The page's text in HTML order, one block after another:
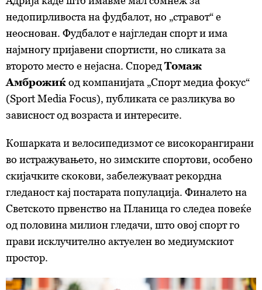
недопирливоста на фудбалот, но „стравот“ е
неоснован. Фудбалот е најгледан спорт и има
најмногу пријавени спортисти, но сликата за
второто место е нејасна. СпоредТомаж
Амброжиќ од компанијата „Спорт медиа фокус“
(Sport Media Focus), публиката се разликува во
зависност од возраста и интересите.
Кошарката и велосипедизмот се високорангирани
во истражувањето, но зимските спортови, особено
скијачките скокови, забележуваат рекордна
гледаност кај постарата популација. Финалето на
Светското првенство на Планица го следеа повеќе
од половина милион гледачи, што овој спорт го
прави исклучително актуелен во медиумскиот
простор.